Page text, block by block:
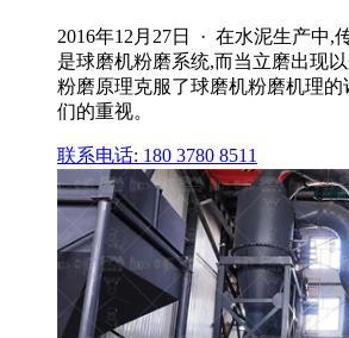
2016年12月27日 · 在水泥生产中,
是球磨机粉磨系统,而当立磨出现
粉磨原理克服了球磨机粉磨机理的
们的重视。
联系电话: 180 3780 8511